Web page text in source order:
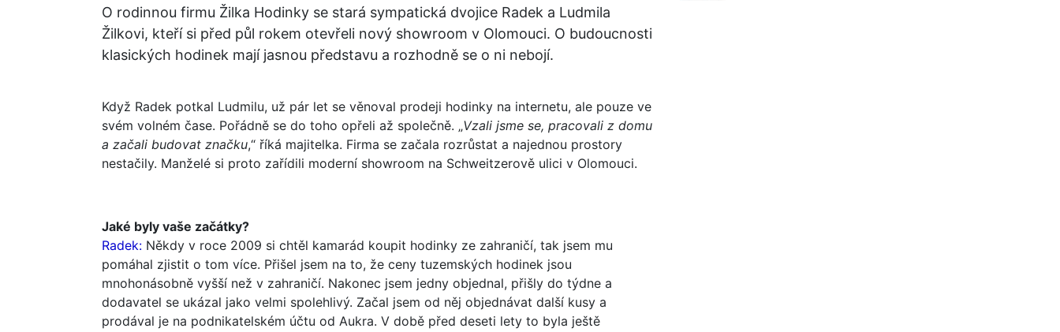
O rodinnou firmu Žilka Hodinky se stará sympatická dvojice Radek a Ludmila
Žilkovi, kteří si před půl rokem otevřeli nový showroom v Olomouci. O budoucnosti
klasických hodinek mají jasnou představu a rozhodně se o ni nebojí.
Když Radek potkal Ludmilu, už pár let se věnoval prodeji hodinky na internetu, ale pouze ve
svém volném čase. Pořádně se do toho opřeli až společně. „Vzali jsme se, pracovali z domu
a začali budovat značku,“ říká majitelka. Firma se začala rozrůstat a najednou prostory
nestačily. Manželé si proto zařídili moderní showroom na Schweitzerově ulici v Olomouci.
Jaké byly vaše začátky?
Radek: Někdy v roce 2009 si chtěl kamarád koupit hodinky ze zahraničí, tak jsem mu
pomáhal zjistit o tom více. Přišel jsem na to, že ceny tuzemských hodinek jsou
mnohonásobně vyšší než v zahraničí. Nakonec jsem jedny objednal, přišly do týdne a
dodavatel se ukázal jako velmi spolehlivý. Začal jsem od něj objednávat další kusy a
prodával je na podnikatelském účtu od Aukra. V době před deseti lety to byla ještě